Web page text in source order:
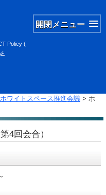
開閉メニュー
Policy (
ホワイトスペース推進会議> ホ
4回会合）